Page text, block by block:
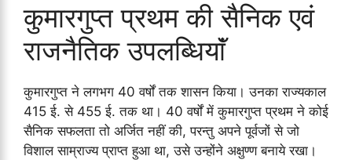
कुमारगुप्त प्रथम की सैनिक एवं
राजनैतिक उपलब्धियाॅं
कुमारगुप्त ने लगभग 40 वर्षों तक शासन किया। उनका राज्यकाल
415 ई. से 455 ई. तक था। 40 वर्षों में कुमारगुप्त प्रथम ने कोई
सैनिक सफलता तो अर्जित नहीं की, परन्तु अपने पूर्वजों से जो
विशाल साम्राज्य प्राप्त हुआ था, उसे उन्होंने अक्षुण्ण बनाये रखा।